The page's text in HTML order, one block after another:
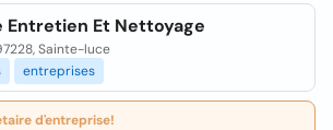
Entretien Et Nettoyage
Sainte-luce
entreprises
d'entreprise!